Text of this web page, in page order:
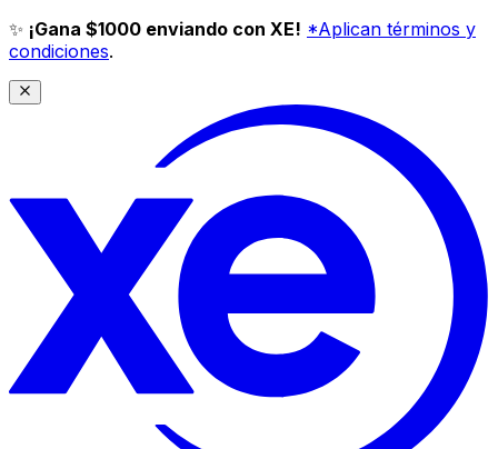
✨ ¡Gana $1000 enviando con XE! *Aplican términos y
condiciones.